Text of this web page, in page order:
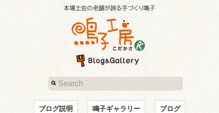
ブログ説明 鳴子ギャラリー ブログ